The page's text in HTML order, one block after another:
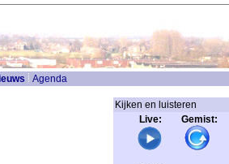
Agenda
Kijken en luisteren
Live: Gemist: